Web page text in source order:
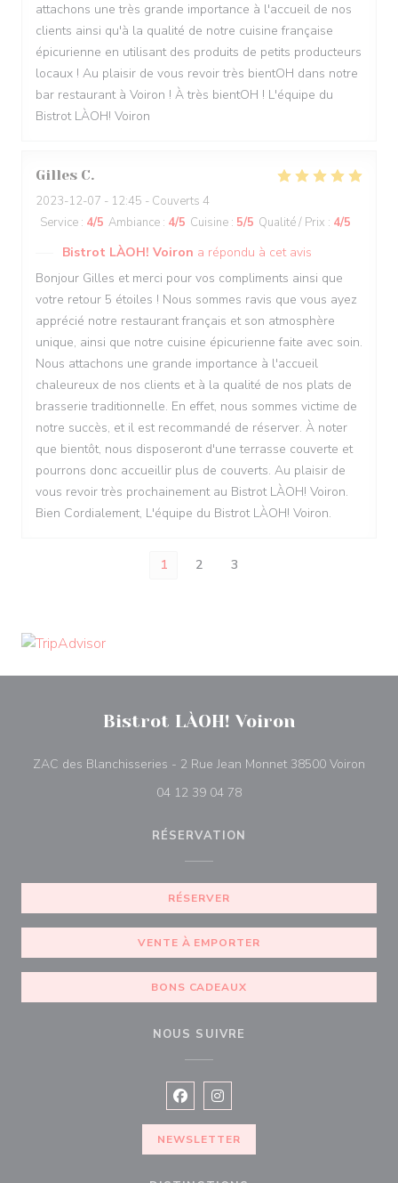
attachons une très grande importance à l'accueil de nos
clients ainsi qu'à la qualité de notre cuisine française
épicurienne en utilisant des produits de petits producteurs
locaux ! Au plaisir de vous revoir très bientOH dans notre
bar restaurant à Voiron ! À très bientOH ! L'équipe du
Bistrot LÀOH! Voiron
Gilles C
2023-12-07 - 12:45 - Couverts 4
Service : 4/5 Ambiance : 4/5 Cuisine : 5/5 Qualité / Prix : 4/5
Bistrot LÀOH! Voiron a répondu à cet avis
Bonjour Gilles et merci pour vos compliments ainsi que
votre retour 5 étoiles ! Nous sommes ravis que vous ayez
apprécié notre restaurant français et son atmosphère
unique, ainsi que notre cuisine épicurienne faite avec soin.
Nous attachons une grande importance à l'accueil
chaleureux de nos clients et à la qualité de nos plats de
brasserie traditionnelle. En effet, nous sommes victime de
notre succès, et il est recommandé de réserver. À noter
que bientôt, nous disposeront d'une terrasse couverte et
pourrons donc accueillir plus de couverts. Au plaisir de
vous revoir très prochainement au Bistrot LÀOH! Voiron.
Bien Cordialement, L'équipe du Bistrot LÀOH! Voiron.
1 2 3
Bistrot LÀOH! Voiron
ZAC des Blanchisseries - 2 Rue Jean Monnet 38500 Voiron
04 12 39 04 78
RÉSERVATION
RÉSERVER
VENTE À EMPORTER
BONS CADEAUX
NOUS SUIVRE
Facebook ((ouvre une nouvelle
Instagram ((ouvre une
NEWSLETTER